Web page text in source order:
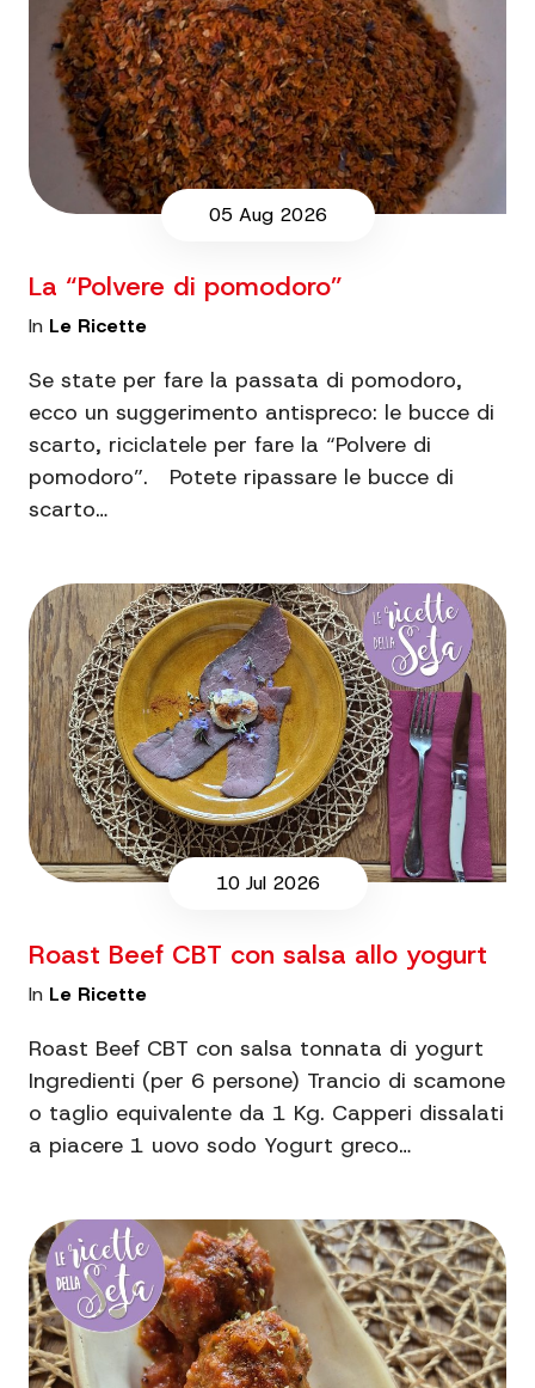
05 Aug 2026
La “Polvere di pomodoro”
In Le Ricette
Se state per fare la passata di pomodoro,
ecco un suggerimento antispreco: le bucce di
scarto, riciclatele per fare la “Polvere di
pomodoro”. Potete ripassare le bucce di
scarto…
10 Jul 2026
Roast Beef CBT con salsa allo yogurt
In Le Ricette
Roast Beef CBT con salsa tonnata di yogurt
Ingredienti (per 6 persone) Trancio di scamone
o taglio equivalente da 1 Kg. Capperi dissalati
a piacere 1 uovo sodo Yogurt greco…